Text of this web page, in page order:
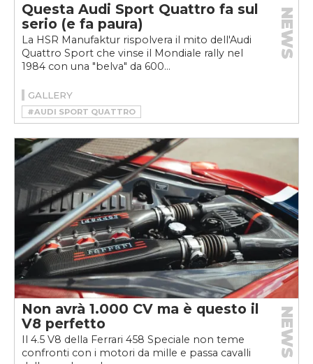
Questa Audi Sport Quattro fa sul
serio (e fa paura)
La HSR Manufaktur rispolvera il mito dell'Audi
Quattro Sport che vinse il Mondiale rally nel
1984 con una "belva" da 600...
NEWS
GALLERY
#AUDI SPORT QUATTRO
#HSR MANUFAKTUR
#RESTOMOD
Non avrà 1.000 CV ma è questo il
V8 perfetto
Il 4.5 V8 della Ferrari 458 Speciale non teme
confronti con i motori da mille e passa cavalli
NEWS